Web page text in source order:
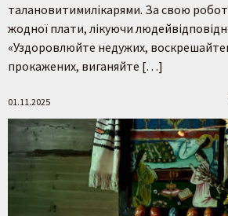
талановитимилікарями. За свою
жодної плати, лікуючи
«Уздоровлюйте недужих,
прокажених, виганяйте […]
01.11.2025